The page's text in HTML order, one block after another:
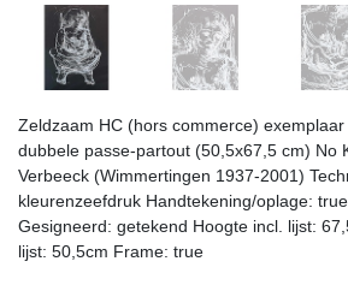
Zeldzaam HC (hors commerce)
dubbele passe-partout (50,5x67,5 cm) No
Verbeeck (Wimmertingen 1937-2001)
kleurenzeefdruk Handtekening/oplage:
Gesigneerd: getekend Hoogte incl. lijst:
lijst: 50,5cm Frame: true